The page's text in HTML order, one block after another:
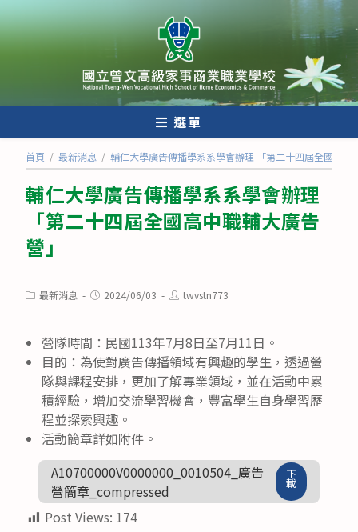
跳
轉
至
內
選單
首頁 / 最新消息 / 輔仁大學廣告傳播學系系學會辦理 「第二十四屆全國高中
輔仁大學廣告傳播學系系學會辦理
「第二十四屆全國高中職輔大廣告
營」
Post最新消息
Post2024/06/03
Posttwvstn773
營隊時間：民國113年7月8日至7月11日。
目的：為使對廣告傳播領域有興趣的學生，透過營
隊與課程安排，更加了解專業領域，並在活動中累
積經驗，增加交流學習機會，豐富學生自身學習歷
程並探索興趣。
活動簡章詳如附件。
A10700000V0000000_0010504_廣告
營簡章_compressed
下
載
Post Views: 174